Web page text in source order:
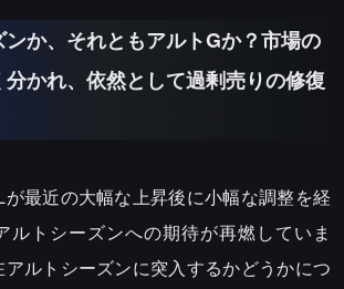
か、それともアルトGか？市場の
かれ、依然として過剰売りの修復
最近の大幅な上昇後に小幅な調整を経
ルトシーズンへの期待が再燃していま
ルトシーズンに突入するかどうかにつ